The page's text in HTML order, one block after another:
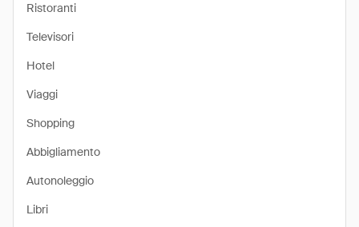
Ristoranti
Televisori
Hotel
Viaggi
Shopping
Abbigliamento
Autonoleggio
Libri